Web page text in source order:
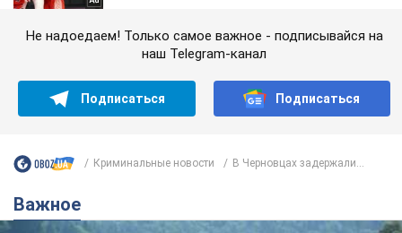
Не надоедаем! Только самое важное - подписывайся на
наш Telegram-канал
Подписаться Подписаться
Криминальные новости В Черновцах задержали...
Важное